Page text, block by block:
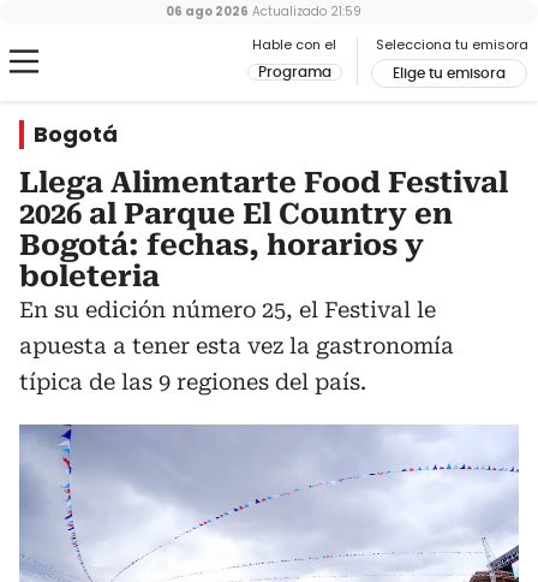
Hable con el
Programa
Selecciona tu emisora
Elige tu emisora
06 ago 2026 Actualizado 21:59
Bogotá
Llega Alimentarte Food Festival
2026 al Parque El Country en
Bogotá: fechas, horarios y
boleteria
En su edición número 25, el Festival le
apuesta a tener esta vez la gastronomía
típica de las 9 regiones del país.